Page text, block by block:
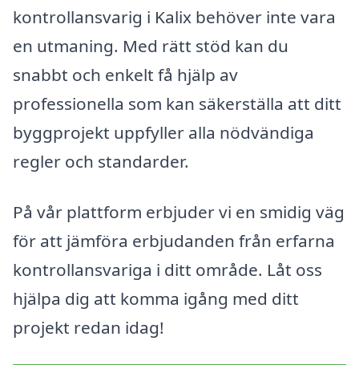
kontrollansvarig i Kalix behöver inte vara
en utmaning. Med rätt stöd kan du
snabbt och enkelt få hjälp av
professionella som kan säkerställa att ditt
byggprojekt uppfyller alla nödvändiga
regler och standarder.
På vår plattform erbjuder vi en smidig väg
för att jämföra erbjudanden från erfarna
kontrollansvariga i ditt område. Låt oss
hjälpa dig att komma igång med ditt
projekt redan idag!